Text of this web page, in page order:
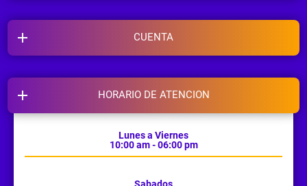
HORARIO DE ATENCION
Lunes a Viernes
10:00 am - 06:00 pm
CUENTA